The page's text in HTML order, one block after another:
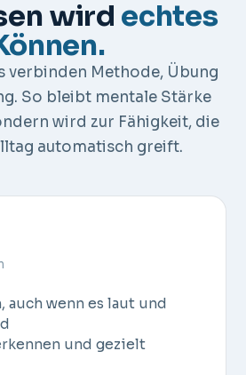
wird echtes
verbinden Methode, Übung
So bleibt mentale Stärke
wird zur Fähigkeit, die
automatisch greift.
auch wenn es laut und
und gezielt